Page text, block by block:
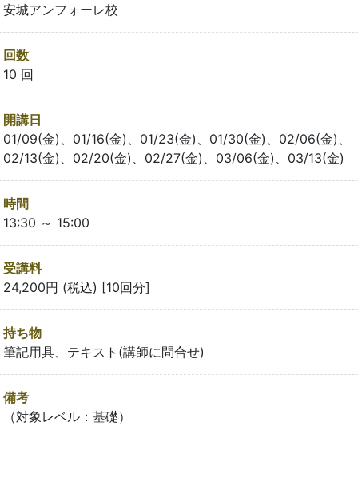
安城アンフォーレ校
回数
10 回
開講日
01/09(金)、01/16(金)、01/23(金)、01/30(金)、02/06(金)、
02/13(金)、02/20(金)、02/27(金)、03/06(金)、03/13(金)
時間
13:30 ～ 15:00
受講料
24,200円 (税込) [10回分]
持ち物
筆記用具、テキスト(講師に問合せ)
備考
（対象レベル：基礎）